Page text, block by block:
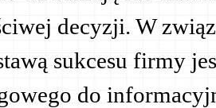
decyzji. W
sukcesu firmy
do